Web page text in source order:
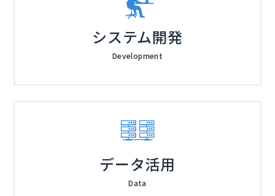
システム開発
Development
データ活用
Data